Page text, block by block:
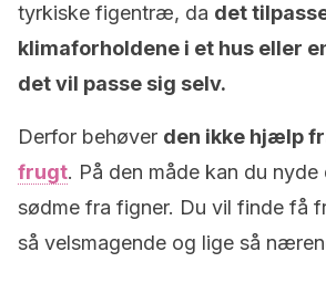
tyrkiske figentræ, da det
klimaforholdene i et hus eller
det vil passe sig selv.
Derfor behøver den ikke hjælp
frugt. På den måde kan du nyde
sødme fra figner. Du vil finde få
så velsmagende og lige så